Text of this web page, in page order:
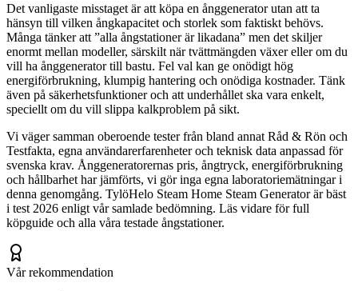
Det vanligaste misstaget är att köpa en ånggenerator utan att ta
hänsyn till vilken ångkapacitet och storlek som faktiskt behövs.
Många tänker att ”alla ångstationer är likadana” men det skiljer
enormt mellan modeller, särskilt när tvättmängden växer eller om du
vill ha ånggenerator till bastu. Fel val kan ge onödigt hög
energiförbrukning, klumpig hantering och onödiga kostnader. Tänk
även på säkerhetsfunktioner och att underhållet ska vara enkelt,
speciellt om du vill slippa kalkproblem på sikt.
Vi väger samman oberoende tester från bland annat Råd & Rön och
Testfakta, egna användarerfarenheter och teknisk data anpassad för
svenska krav. Ånggeneratorernas pris, ångtryck, energiförbrukning
och hållbarhet har jämförts, vi gör inga egna laboratoriemätningar i
denna genomgång. TylöHelo Steam Home Steam Generator är bäst
i test 2026 enligt vår samlade bedömning. Läs vidare för full
köpguide och alla våra testade ångstationer.
Vår rekommendation